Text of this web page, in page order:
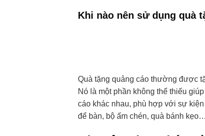
Khi nào nên sử dụng quà
Quà tặng quảng cáo thường được
Nó là một phần không thể thiếu
cáo khác nhau, phù hợp với sự
để bàn, bộ ấm chén, quà bánh kẹo…